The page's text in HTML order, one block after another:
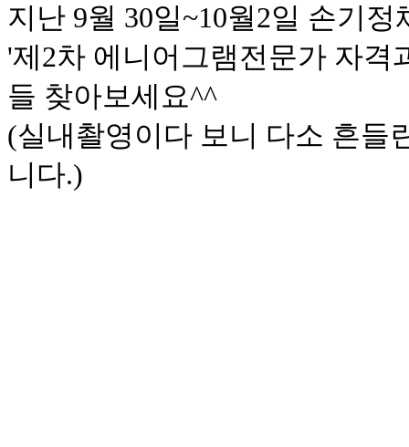
지난 9월 30일~10월2일 손기
'제2차 에니어그램전문가 자격
들 찾아보세요^^
(실내촬영이다 보니 다소 흔들
니다.)